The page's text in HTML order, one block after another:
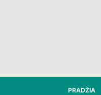
PRADŽIA